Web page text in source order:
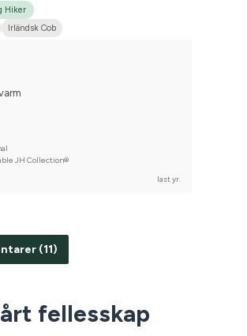
Hiker
Irländsk Cob
JH Collection®
last yr.
(11)
fellesskap